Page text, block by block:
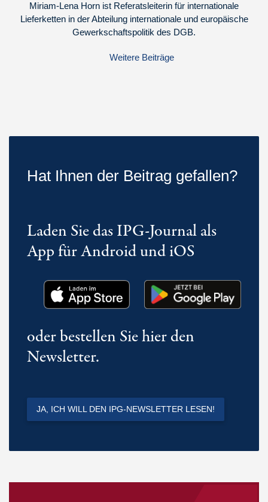
Miriam-Lena Horn ist Referatsleiterin für internationale
Lieferketten in der Abteilung internationale und europäische
Gewerkschaftspolitik des DGB.
Weitere Beiträge
Hat Ihnen der Beitrag gefallen?
Laden Sie das IPG-Journal als
App für Android und iOS
oder bestellen Sie hier den
Newsletter.
JA, ICH WILL DEN IPG-NEWSLETTER LESEN!